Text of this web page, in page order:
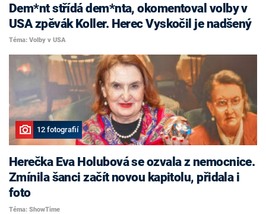
Dem*nt střídá dem*nta, okomentoval volby v
USA zpěvák Koller. Herec Vyskočil je nadšený
Téma: Volby v USA
12 fotografií
Herečka Eva Holubová se ozvala z nemocnice.
Zmínila šanci začít novou kapitolu, přidala i
foto
Téma: ShowTime